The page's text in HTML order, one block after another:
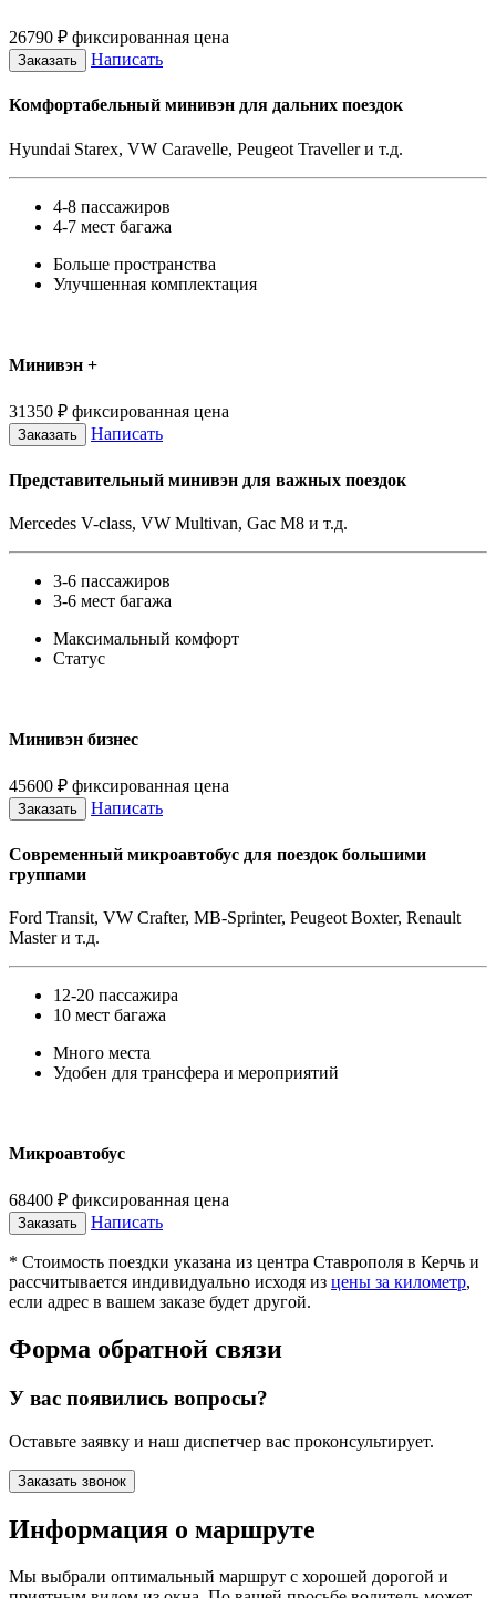
26790 ₽ фиксированная цена
Заказать Написать
Комфортабельный минивэн для дальних поездок
Hyundai Starex, VW Caravelle, Peugeot Traveller и т.д.
4-8 пассажиров
4-7 мест багажа
Больше пространства
Улучшенная комплектация
Минивэн +
31350 ₽ фиксированная цена
Заказать Написать
Представительный минивэн для важных поездок
Mercedes V-class, VW Multivan, Gac M8 и т.д.
3-6 пассажиров
3-6 мест багажа
Максимальный комфорт
Статус
Минивэн бизнес
45600 ₽ фиксированная цена
Заказать Написать
Современный микроавтобус для поездок большими
группами
Ford Transit, VW Crafter, MB-Sprinter, Peugeot Boxter, Renault
Master и т.д.
12-20 пассажира
10 мест багажа
Много места
Удобен для трансфера и мероприятий
Микроавтобус
68400 ₽ фиксированная цена
Заказать Написать
* Стоимость поездки указана из центра Ставрополя в Керчь и
рассчитывается индивидуально исходя из цены за километр,
если адрес в вашем заказе будет другой.
Форма обратной связи
У вас появились вопросы?
Оставьте заявку и наш диспетчер вас проконсультирует.
Заказать звонок
Информация о маршруте
Мы выбрали оптимальный маршрут с хорошей дорогой и